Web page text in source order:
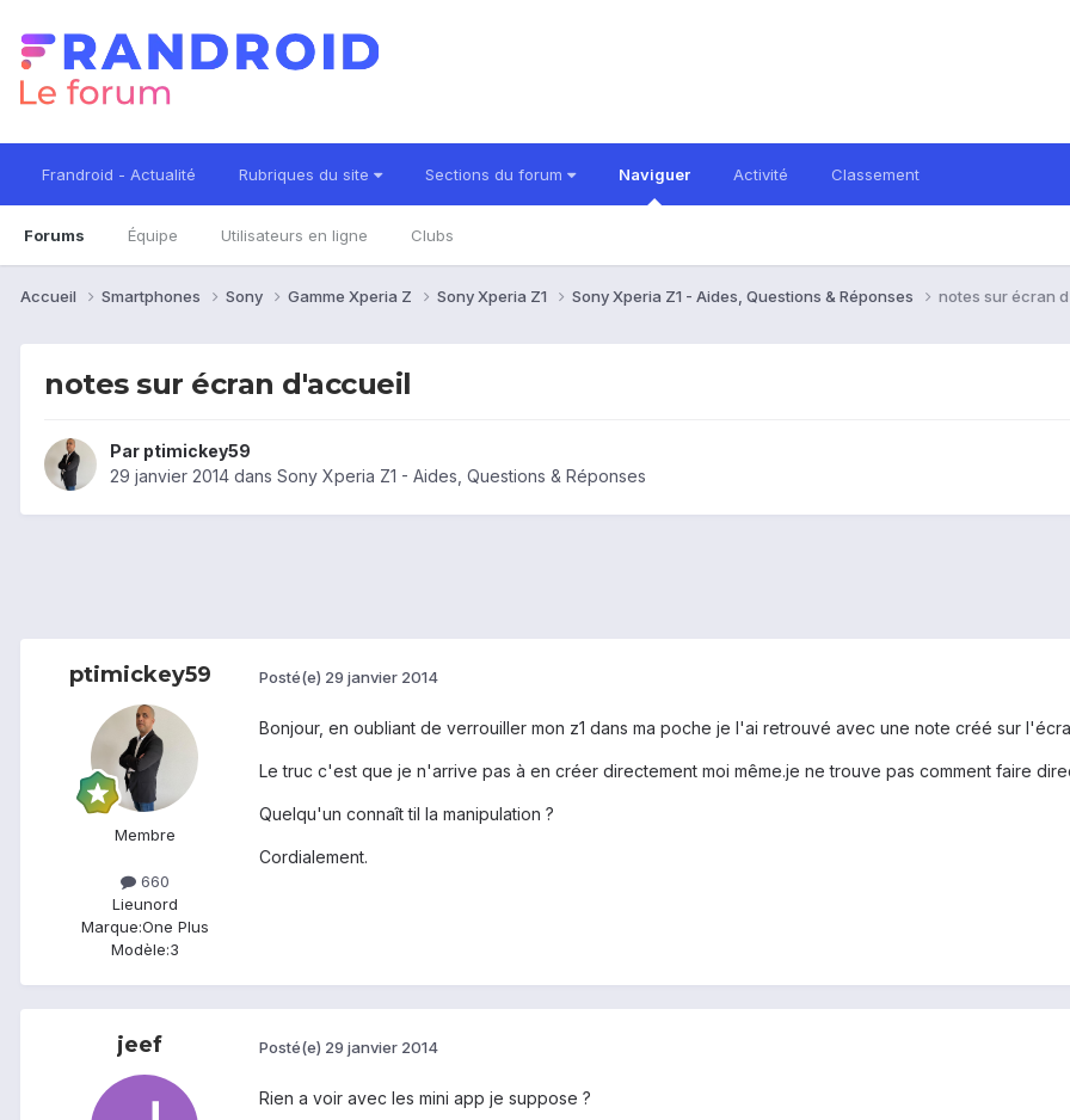
Frandroid - Actualité Rubriques du site Sections du forum Naviguer
Forums Équipe Utilisateurs en ligne Clubs
Activité Classement
Accueil Smartphones Sony Gamme Xperia Z Sony Xperia Z1 Sony Xperia Z1 - Aides, Questions & Réponses notes sur écran
notes sur écran d'accueil
Par ptimickey59
29 janvier 2014 dans Sony Xperia Z1 - Aides, Questions & Réponses
ptimickey59
Membre
660
Lieunord
Marque:One Plus
Modèle:3
Posté(e) 29 janvier 2014
Bonjour, en oubliant de verrouiller mon z1 dans ma poche je l'ai retrouvé avec une note créé sur
Le truc c'est que je n'arrive pas à en créer directement moi même.je ne trouve pas comment faire
Quelqu'un connaît til la manipulation ?
Cordialement.
jeef Posté(e) 29 janvier 2014
Rien a voir avec les mini app je suppose ?